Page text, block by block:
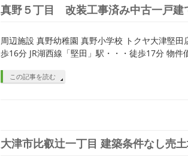
真野５丁目 改装工事済み中古一戸建
周辺施設 真野幼稚園 真野小学校 トクヤ大津堅
歩16分 JR湖西線「堅田」駅・・・徒歩17分 物件
この記事を読む
大津市比叡辻一丁目 建築条件なし売